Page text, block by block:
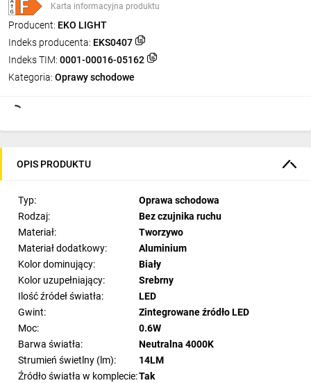
Karta informacyjna produktu
Producent: EKO LIGHT
Indeks producenta: EKS0407
Indeks TIM: 0001-00016-05162
Kategoria: Oprawy schodowe
OPIS PRODUKTU
Typ:
Oprawa schodowa
Rodzaj:
Bez czujnika ruchu
Materiał:
Tworzywo
Materiał dodatkowy:
Aluminium
Kolor dominujący:
Biały
Kolor uzupełniający:
Srebrny
Ilość źródeł światła:
LED
Gwint:
Zintegrowane źródło LED
Moc:
0.6W
Barwa światła:
Neutralna 4000K
Strumień świetlny (lm):
14LM
Źródło światła w komplecie:Tak